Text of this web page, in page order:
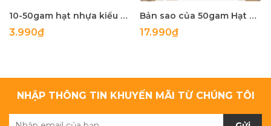
10-50gam hạt nhựa kiểu nứt 8mm, 10mm có lỗ xỏ làm vòng tay, vòng cổ , túi xách, làm handmade
3.990₫
Bản sao của 50gam Hạt nhựa giả gỗ đủ kiểu để làm vòng tay, vòng cổ các loại
17.990₫
NHẬP THÔNG TIN KHUYẾN MÃI TỪ CHÚNG TÔI